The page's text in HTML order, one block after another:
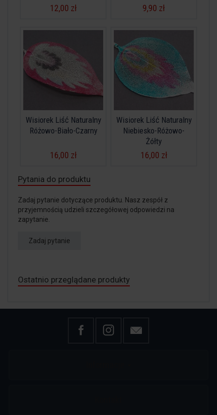
12,00 zł 9,90 zł
Wisiorek Liść Naturalny
Różowo-Biało-Czarny
16,00 zł
Wisiorek Liść Naturalny
Niebiesko-Różowo-
Żółty
16,00 zł
Pytania do produktu
Zadaj pytanie dotyczące produktu. Nasz zespół z
przyjemnością udzieli szczegółowej odpowiedzi na
zapytanie.
Zadaj pytanie
Ostatnio przeglądane produkty